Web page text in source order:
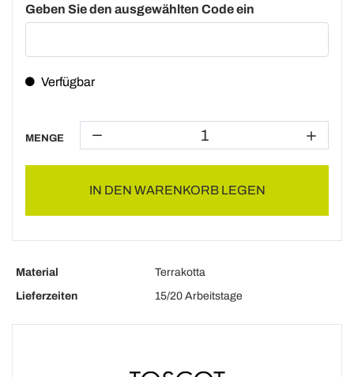
Geben Sie den ausgewählten Code ein
Verfügbar
MENGE
IN DEN WARENKORB LEGEN
Material
Terrakotta
Lieferzeiten
15/20 Arbeitstage